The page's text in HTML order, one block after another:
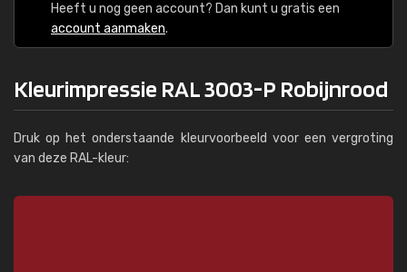
Heeft u nog geen account? Dan kunt u gratis een
account aanmaken.
Kleurimpressie RAL 3003-P Robijnrood
Druk op het onderstaande kleurvoorbeeld voor een vergroting
van deze RAL-kleur: